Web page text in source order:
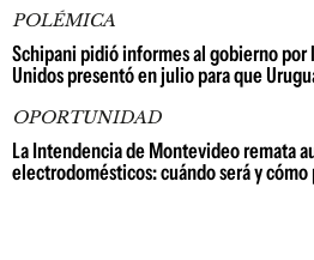
POLÉMICA
Schipani pidió informes al gobierno por
Unidos presentó en julio para que
OPORTUNIDAD
La Intendencia de Montevideo remata
electrodomésticos: cuándo será y